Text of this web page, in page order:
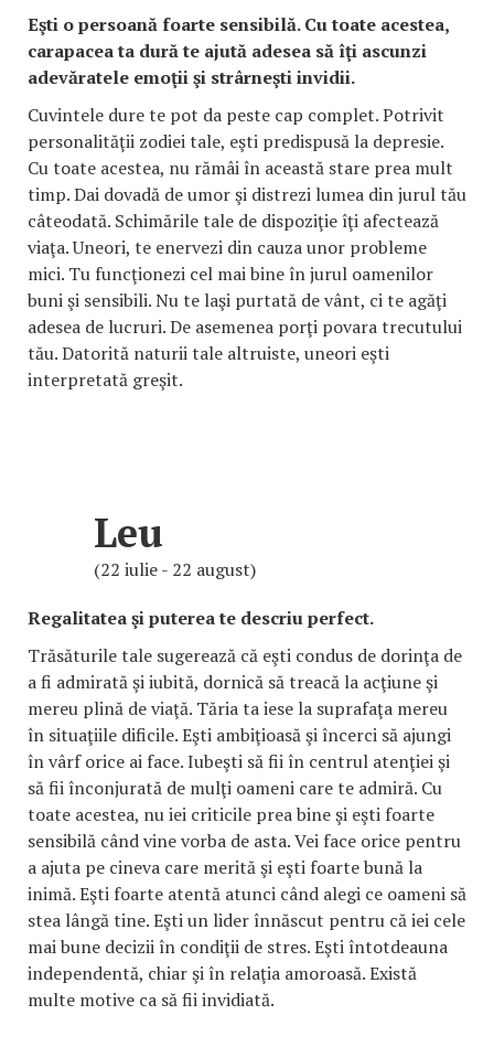
Eşti o persoană foarte sensibilă. Cu toate acestea,
carapacea ta dură te ajută adesea să îţi ascunzi
adevăratele emoţii şi strârneşti invidii.
Cuvintele dure te pot da peste cap complet. Potrivit
personalităţii zodiei tale, eşti predispusă la depresie.
Cu toate acestea, nu rămâi în această stare prea mult
timp. Dai dovadă de umor şi distrezi lumea din jurul tău
câteodată. Schimările tale de dispoziţie îţi afectează
viaţa. Uneori, te enervezi din cauza unor probleme
mici. Tu funcţionezi cel mai bine în jurul oamenilor
buni şi sensibili. Nu te laşi purtată de vânt, ci te agăţi
adesea de lucruri. De asemenea porţi povara trecutului
tău. Datorită naturii tale altruiste, uneori eşti
interpretată greşit.
Leu
(22 iulie - 22 august)
Regalitatea şi puterea te descriu perfect.
Trăsăturile tale sugerează că eşti condus de dorinţa de
a fi admirată şi iubită, dornică să treacă la acţiune şi
mereu plină de viaţă. Tăria ta iese la suprafaţa mereu
în situaţiile dificile. Eşti ambiţioasă şi încerci să ajungi
în vârf orice ai face. Iubeşti să fii în centrul atenţiei şi
să fii înconjurată de mulţi oameni care te admiră. Cu
toate acestea, nu iei criticile prea bine şi eşti foarte
sensibilă când vine vorba de asta. Vei face orice pentru
a ajuta pe cineva care merită şi eşti foarte bună la
inimă. Eşti foarte atentă atunci când alegi ce oameni să
stea lângă tine. Eşti un lider înnăscut pentru că iei cele
mai bune decizii în condiţii de stres. Eşti întotdeauna
independentă, chiar şi în relaţia amoroasă. Există
multe motive ca să fii invidiată.